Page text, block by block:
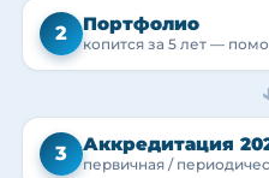
2 Портфолио
копится за 5 лет —
3 Аккредитация
первичная /